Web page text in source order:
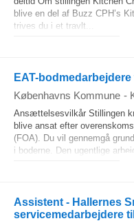
blive en del af Buzz CPH’s
trives du i et travlt...
EAT-
Københavns Kommune -
Ansættelsesvilkår Stillingen
blive ansat efter
(FOA). Du vil gennemgå
i boderne. Den ugentlige
Assistent - Hallernes
servicemedarbejdere